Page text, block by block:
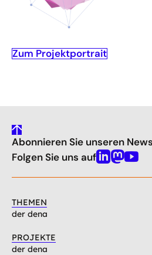
Zum Projektportrait
gehe
nach
oben
Abonnieren Sie unseren
Folgen Sie uns aufLinkedin
Mastodon
THEMEN
der dena
PROJEKTE
der dena